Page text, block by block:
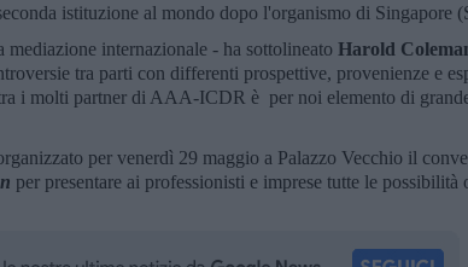
istituzione al mondo dopo l'organismo di Singapore
internazionale - ha sottolineato Harold
tra parti con differenti prospettive, provenienze e
i molti partner di AAA-ICDR è per noi elemento di
per venerdì 29 maggio a Palazzo Vecchio il
per presentare ai professionisti e imprese tutte le possibilità